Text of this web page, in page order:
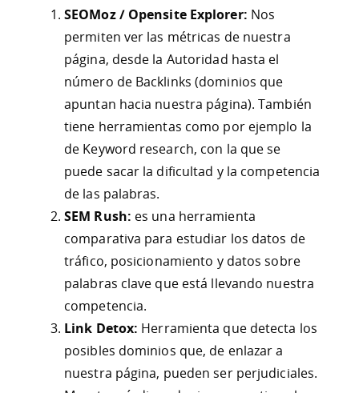
SEOMoz / Opensite Explorer: Nos
permiten ver las métricas de nuestra
página, desde la Autoridad hasta el
número de Backlinks (dominios que
apuntan hacia nuestra página). También
tiene herramientas como por ejemplo la
de Keyword research, con la que se
puede sacar la dificultad y la competencia
de las palabras.
SEM Rush: es una herramienta
comparativa para estudiar los datos de
tráfico, posicionamiento y datos sobre
palabras clave que está llevando nuestra
competencia.
Link Detox: Herramienta que detecta los
posibles dominios que, de enlazar a
nuestra página, pueden ser perjudiciales.